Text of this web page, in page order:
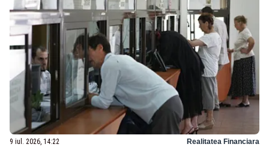
9 iul. 2026, 14:22 Realitatea Financiara